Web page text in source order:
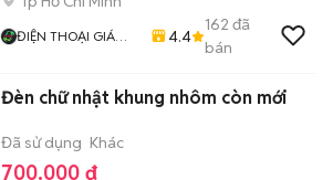
ĐIỆN THOẠI GIÁ
4.4
162 đã
bán
Đèn chữ nhật khung nhôm còn mới
Đã sử dụng Khác
700.000 đ